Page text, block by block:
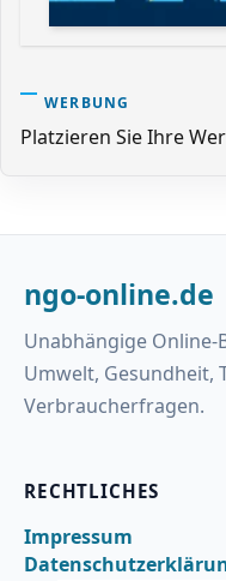
WERBUNG
Platzieren Sie Ihre
ngo-online.de
Unabhängige Online-
Umwelt, Gesundheit,
Verbraucherfragen.
RECHTLICHES
Impressum